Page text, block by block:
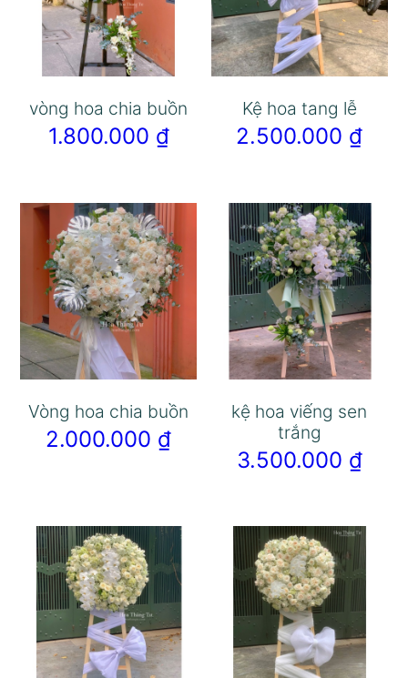
vòng hoa chia buồn
1.800.000 ₫
Kệ hoa tang lễ
2.500.000 ₫
Vòng hoa chia buồn
2.000.000 ₫
kệ hoa viếng sen
trắng
3.500.000 ₫